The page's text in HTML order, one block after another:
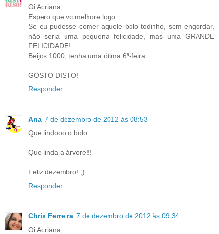
Oi Adriana,
Espero que vc melhore logo.
Se eu pudesse comer aquele bolo todinho, sem engordar,
não seria uma pequena felicidade, mas uma GRANDE
FELICIDADE!
Beijos 1000, tenha uma ótima 6ª-feira.
GOSTO DISTO!
Responder
Ana 7 de dezembro de 2012 às 08:53
Que lindooo o bolo!
Que linda a árvore!!!
Feliz dezembro! ;)
Responder
Chris Ferreira 7 de dezembro de 2012 às 09:34
Oi Adriana,